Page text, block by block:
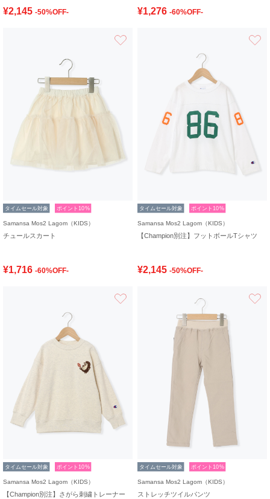
¥2,145 -50%OFF- ¥1,276 -60%OFF-
タイムセール対象 ポイント10%
Samansa Mos2 Lagom（KIDS）
チュールスカート
¥1,716 -60%OFF-
タイムセール対象 ポイント10%
Samansa Mos2 Lagom（KIDS）
【Champion別注】フットボールTシャツ
¥2,145 -50%OFF-
タイムセール対象 ポイント10%
Samansa Mos2 Lagom（KIDS）
【Champion別注】さがら刺繍トレーナー
タイムセール対象 ポイント10%
Samansa Mos2 Lagom（KIDS）
ストレッチツイルパンツ